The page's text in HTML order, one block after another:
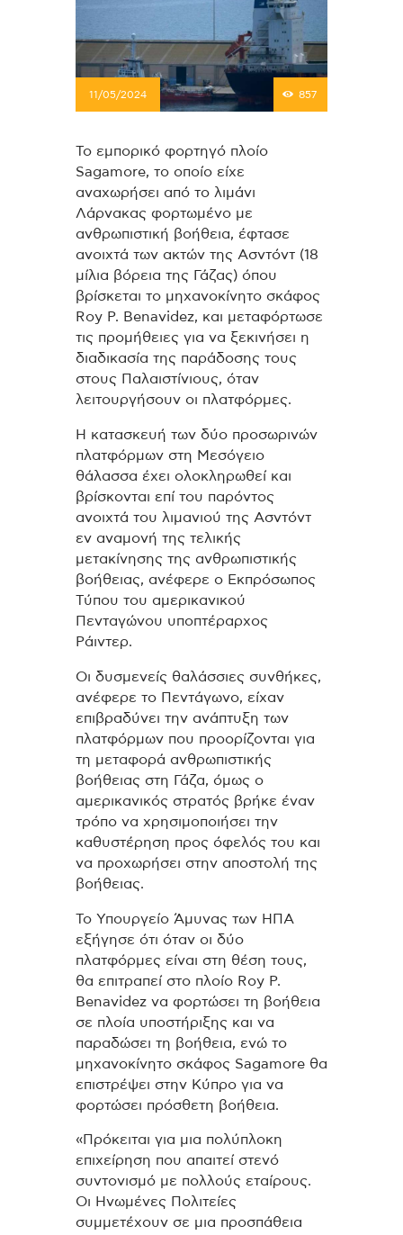
11/05/2024 857
Το εμπορικό φορτηγό πλοίο
Sagamore, το οποίο είχε
αναχωρήσει από το λιμάνι
Λάρνακας φορτωμένο με
ανθρωπιστική βοήθεια, έφτασε
ανοιχτά των ακτών της Ασντόντ (18
μίλια βόρεια της Γάζας) όπου
βρίσκεται το μηχανοκίνητο σκάφος
Roy P. Benavidez, και μεταφόρτωσε
τις προμήθειες για να ξεκινήσει η
διαδικασία της παράδοσης τους
στους Παλαιστίνιους, όταν
λειτουργήσουν οι πλατφόρμες.
Η κατασκευή των δύο προσωρινών
πλατφόρμων στη Μεσόγειο
θάλασσα έχει ολοκληρωθεί και
βρίσκονται επί του παρόντος
ανοιχτά του λιμανιού της Ασντόντ
εν αναμονή της τελικής
μετακίνησης της ανθρωπιστικής
βοήθειας, ανέφερε ο Εκπρόσωπος
Τύπου του αμερικανικού
Πενταγώνου υποπτέραρχος
Ράιντερ.
Οι δυσμενείς θαλάσσιες συνθήκες,
ανέφερε το Πεντάγωνο, είχαν
επιβραδύνει την ανάπτυξη των
πλατφόρμων που προορίζονται για
τη μεταφορά ανθρωπιστικής
βοήθειας στη Γάζα, όμως ο
αμερικανικός στρατός βρήκε έναν
τρόπο να χρησιμοποιήσει την
καθυστέρηση προς όφελός του και
να προχωρήσει στην αποστολή της
βοήθειας.
Το Υπουργείο Άμυνας των ΗΠΑ
εξήγησε ότι όταν οι δύο
πλατφόρμες είναι στη θέση τους,
θα επιτραπεί στο πλοίο Roy P.
Benavidez να φορτώσει τη βοήθεια
σε πλοία υποστήριξης και να
παραδώσει τη βοήθεια, ενώ το
μηχανοκίνητο σκάφος Sagamore θα
επιστρέψει στην Κύπρο για να
φορτώσει πρόσθετη βοήθεια.
«Πρόκειται για μια πολύπλοκη
επιχείρηση που απαιτεί στενό
συντονισμό με πολλούς εταίρους.
Οι Ηνωμένες Πολιτείες
συμμετέχουν σε μια προσπάθεια